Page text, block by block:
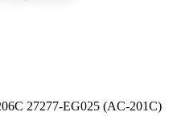
27277-EG025 (AC-201C)